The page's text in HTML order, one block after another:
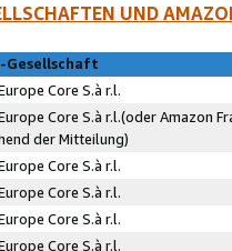
UND
Gesellschaft
Core S.à r.l.
Core S.à r.l.(oder Amazon
der Mitteilung)
Core S.à r.l.
Core S.à r.l.
Core S.à r.l.
Core S.à r.l.